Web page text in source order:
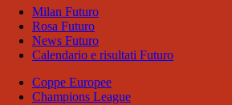
Milan Futuro
Rosa Futuro
News Futuro
Calendario e risultati Futuro
Coppe Europee
Champions League